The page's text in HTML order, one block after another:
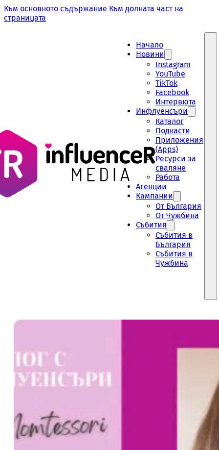
Към основното съдържание Към долната част на
страницата
Начало
Новини
Instagram
YouTube
TikTok
Facebook
Интервюта
Инфлуенсъри
Каталог
Подкасти
Приложения
(Apps)
Ресурси за
сваляне
Работа
Aгенции
Кампании
От България
От Чужбина
Събития
Събития в
България
Събития в
Чужбина